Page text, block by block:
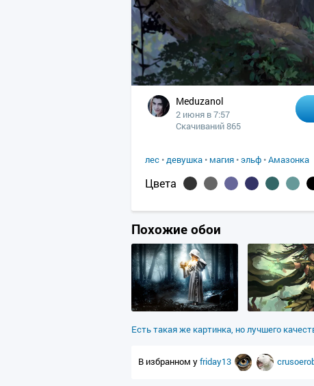
Meduzanol
2 июня в 7:57
Скачиваний 865
лес •девушка • магия •эльф •Амазонка
Цвета
Похожие обои
Есть такая же картинка, но лучшего
В избранном уfriday13